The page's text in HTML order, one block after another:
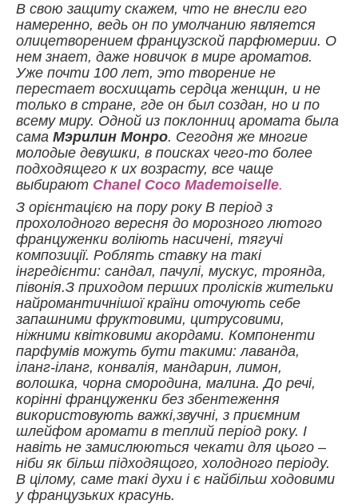
В свою защиту скажем, что не внесли его
намеренно, ведь он по умолчанию является
олицетворением французской парфюмерии. О
нем знает, даже новичок в мире ароматов.
Уже почти 100 лет, это творение не
перестает восхищать сердца женщин, и не
только в стране, где он был создан, но и по
всему миру. Одной из поклонниц аромата была
сама Мэрилин Монро. Сегодня же многие
молодые девушки, в поисках чего-то более
подходящего к их возрасту, все чаще
выбирают Chanel Coco Mademoiselle.
З орієнтацією на пору року В період з
прохолодного вересня до морозного лютого
француженки воліють насичені, тягучі
композиції. Роблять ставку на такі
інгредієнти: сандал, пачулі, мускус, троянда,
півонія.З приходом перших пролісків жительки
найромантичнішої країни оточують себе
запашними фруктовими, цитрусовими,
ніжними квітковими акордами. Компоненти
парфумів можуть бути такими: лаванда,
іланг-іланг, конвалія, мандарин, лимон,
волошка, чорна смородина, малина. До речі,
корінні француженки без збентеження
використовують важкі,звучні, з приємним
шлейфом аромати в теплий період року. І
навіть не замислюються чекати для цього –
ніби як більш підходящого, холодного періоду.
В цілому, саме такі духи і є найбільш ходовими
у французьких красунь.